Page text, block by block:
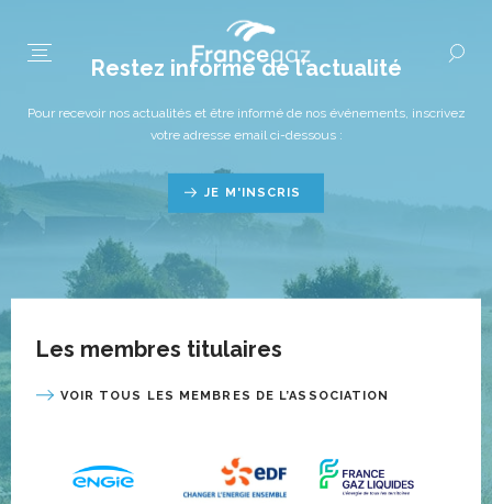
Restez informé de l’actualité
Pour recevoir nos actualités et être informé de nos événements, inscrivez
votre adresse email ci-dessous :
JE M'INSCRIS
Les membres titulaires
VOIR TOUS LES MEMBRES DE L’ASSOCIATION